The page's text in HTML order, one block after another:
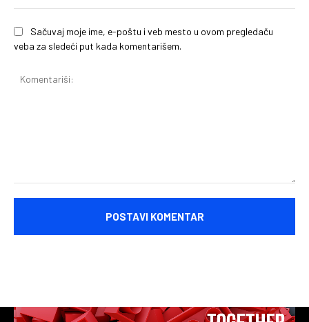
Sačuvaj moje ime, e-poštu i veb mesto u ovom pregledaču
veba za sledeći put kada komentarišem.